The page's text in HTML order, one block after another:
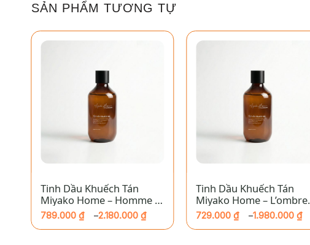
SẢN PHẨM TƯƠNG TỰ
Tinh Dầu Khuếch Tán
Miyako Home – Homme A
La Rose
789.000₫ –2.180.000₫
giá:
Tinh Dầu Khuếch Tán
Miyako Home – L’ombre
des Merveilles
729.000 ₫ –1.980.000 ₫
giá: